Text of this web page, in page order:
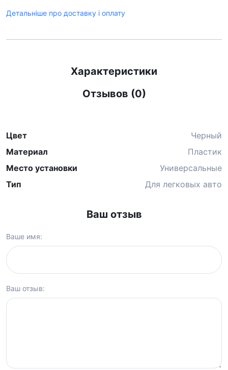
Детальніше про доставку і оплату
Характеристики
Отзывов (0)
Цвет
Черный
Материал
Пластик
Место установки
Универсальные
Тип
Для легковых авто
Ваш отзыв
Ваше имя:
Ваш отзыв: